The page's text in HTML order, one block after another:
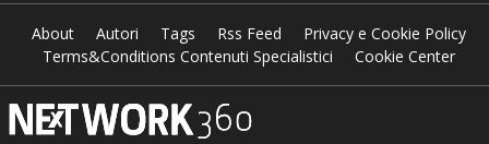
About Autori Tags Rss Feed
Privacy e Cookie Policy
Terms&Conditions Contenuti Specialistici
Cookie Center